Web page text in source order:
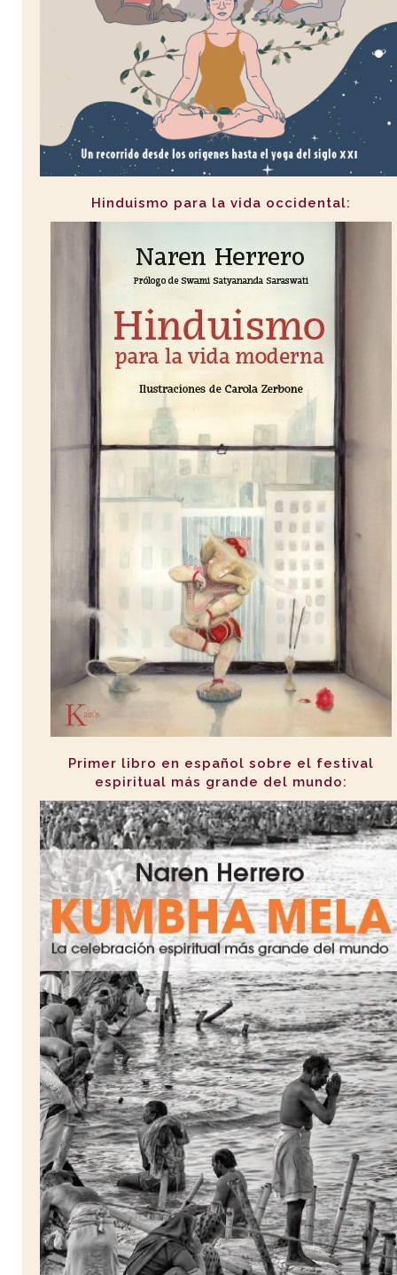
Hinduismo para la vida occidental:
Primer libro en español sobre el festival
espiritual más grande del mundo: